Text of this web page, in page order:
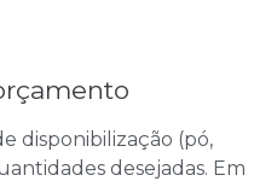
disponibilização (pó,
desejadas. Em